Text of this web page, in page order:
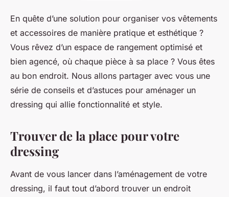
En quête d’une solution pour organiser vos vêtements
et accessoires de manière pratique et esthétique ?
Vous rêvez d’un espace de rangement optimisé et
bien agencé, où chaque pièce à sa place ? Vous êtes
au bon endroit. Nous allons partager avec vous une
série de conseils et d’astuces pour aménager un
dressing qui allie fonctionnalité et style.
Trouver de la place pour votre
dressing
Avant de vous lancer dans l’aménagement de votre
dressing, il faut tout d’abord trouver un endroit